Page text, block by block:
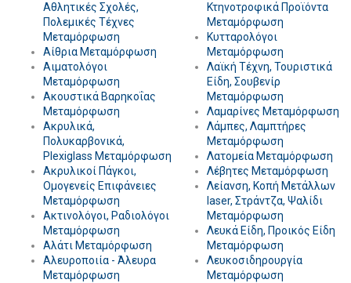
Αθλητικές Σχολές,
Πολεμικές Τέχνες
Μεταμόρφωση
Αίθρια Μεταμόρφωση
Αιματολόγοι
Μεταμόρφωση
Ακουστικά Βαρηκοΐας
Μεταμόρφωση
Ακρυλικά,
Πολυκαρβονικά,
Plexiglass Μεταμόρφωση
Ακρυλικοί Πάγκοι,
Ομογενείς Επιφάνειες
Μεταμόρφωση
Ακτινολόγοι, Ραδιολόγοι
Μεταμόρφωση
Αλάτι Μεταμόρφωση
Αλευροποιία - Άλευρα
Μεταμόρφωση
Κτηνοτροφικά Προϊόντα
Μεταμόρφωση
Κυτταρολόγοι
Μεταμόρφωση
Λαϊκή Τέχνη, Τουριστικά
Είδη, Σουβενίρ
Μεταμόρφωση
Λαμαρίνες Μεταμόρφωση
Λάμπες, Λαμπτήρες
Μεταμόρφωση
Λατομεία Μεταμόρφωση
Λέβητες Μεταμόρφωση
Λείανση, Κοπή Μετάλλων
laser, Στράντζα, Ψαλίδι
Μεταμόρφωση
Λευκά Είδη, Προικός Είδη
Μεταμόρφωση
Λευκοσιδηρουργία
Μεταμόρφωση